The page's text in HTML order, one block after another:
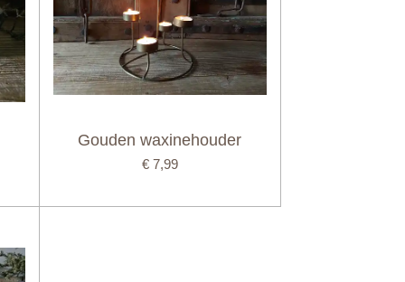
Gouden waxinehouder
€ 7,99